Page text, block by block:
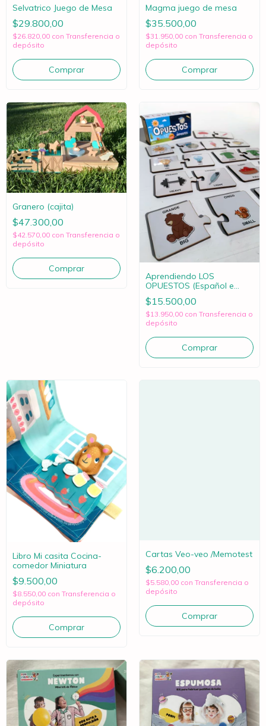
Selvatrico Juego de Mesa
$29.800,00
$26.820,00 con Transferencia o
depósito
Magma juego de mesa
$35.500,00
$31.950,00 con Transferencia o
depósito
Granero (cajita)
$47.300,00
$42.570,00 con Transferencia o
depósito
Aprendiendo LOS
OPUESTOS (Español e
Inglés)
$15.500,00
$13.950,00 con Transferencia o
depósito
Libro Mi casita Cocina-
comedor Miniatura
$9.500,00
$8.550,00 con Transferencia o
depósito
Cartas Veo-veo /Memotest
$6.200,00
$5.580,00 con Transferencia o
depósito